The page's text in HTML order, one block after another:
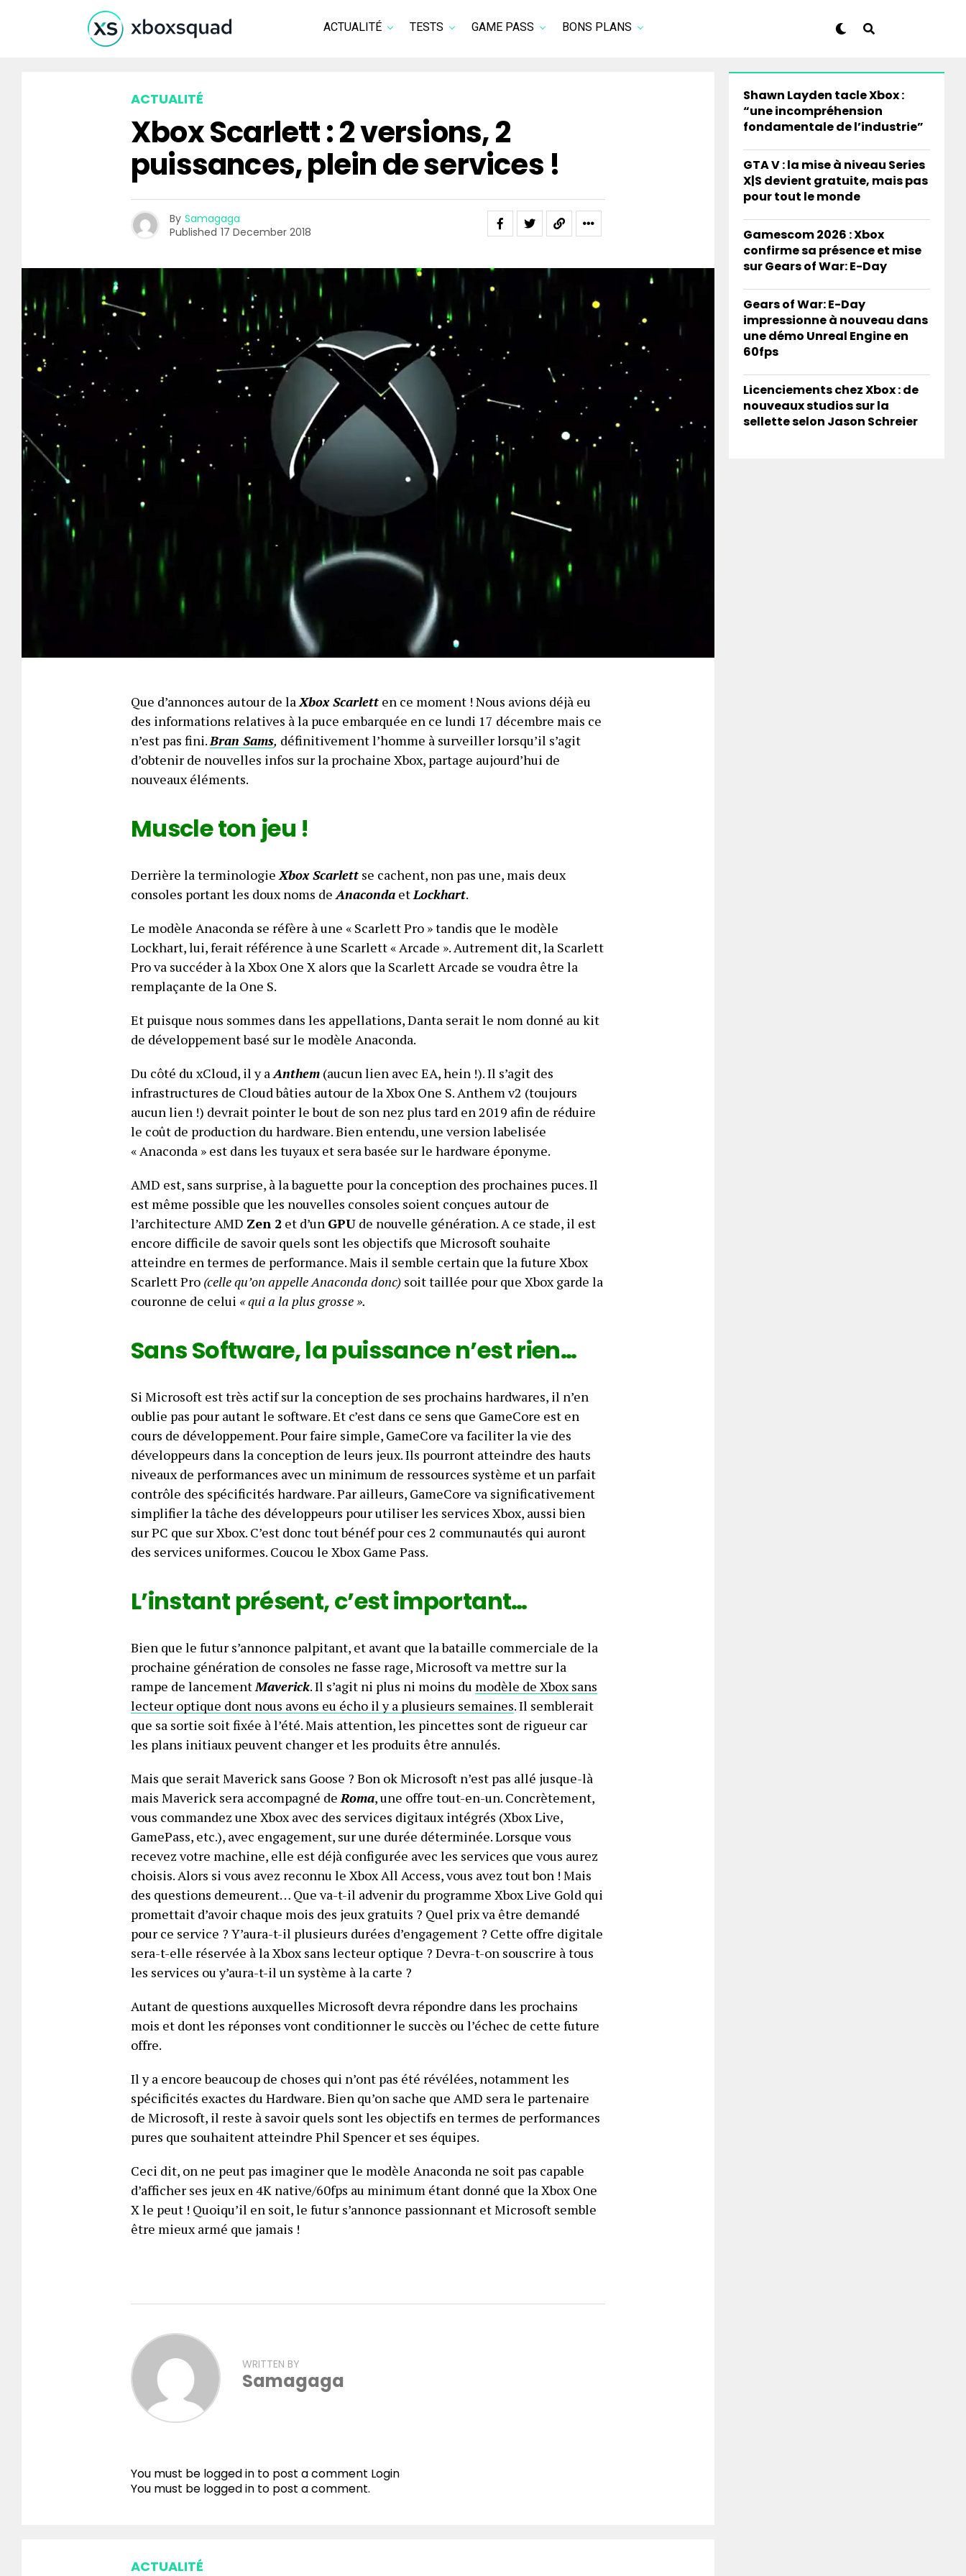
ACTUALITÉ TESTS GAME PASS BONS PLANS
ACTUALITÉ
Xbox Scarlett : 2 versions, 2
puissances, plein de services !
By Samagaga
Published 17 December 2018
Que d’annonces autour de laXbox Scarlett en ce moment ! Nous avions déjà eu
des informations relatives à la puce embarquée en ce lundi 17 décembre mais ce
n’est pas fini.Bran Sams, définitivement l’homme à surveiller lorsqu’il s’agit
d’obtenir de nouvelles infos sur la prochaine Xbox, partage aujourd’hui de
nouveaux éléments.
Muscle ton jeu !
Derrière la terminologieXbox Scarlett se cachent, non pas une, mais deux
consoles portant les doux noms deAnaconda etLockhart.
Le modèle Anaconda se réfère à une « Scarlett Pro » tandis que le modèle
Lockhart, lui, ferait référence à une Scarlett « Arcade ». Autrement dit, la Scarlett
Pro va succéder à la Xbox One X alors que la Scarlett Arcade se voudra être la
remplaçante de la One S.
Et puisque nous sommes dans les appellations, Danta serait le nom donné au kit
de développement basé sur le modèle Anaconda.
Du côté du xCloud, il y aAnthem (aucun lien avec EA, hein !). Il s’agit des
infrastructures de Cloud bâties autour de la Xbox One S. Anthem v2 (toujours
aucun lien !) devrait pointer le bout de son nez plus tard en 2019 afin de réduire
le coût de production du hardware. Bien entendu, une version labelisée
« Anaconda » est dans les tuyaux et sera basée sur le hardware éponyme.
AMD est, sans surprise, à la baguette pour la conception des prochaines puces. Il
est même possible que les nouvelles consoles soient conçues autour de
l’architecture AMD Zen 2 et d’un GPU de nouvelle génération. A ce stade, il est
encore difficile de savoir quels sont les objectifs que Microsoft souhaite
atteindre en termes de performance. Mais il semble certain que la future Xbox
Scarlett Pro (celle qu’on appelle Anaconda donc) soit taillée pour que Xbox garde la
couronne de celui « qui a la plus grosse ».
Sans Software, la puissance n’est rien…
Si Microsoft est très actif sur la conception de ses prochains hardwares, il n’en
oublie pas pour autant le software. Et c’est dans ce sens que GameCore est en
cours de développement. Pour faire simple, GameCore va faciliter la vie des
développeurs dans la conception de leurs jeux. Ils pourront atteindre des hauts
niveaux de performances avec un minimum de ressources système et un parfait
contrôle des spécificités hardware. Par ailleurs, GameCore va significativement
simplifier la tâche des développeurs pour utiliser les services Xbox, aussi bien
sur PC que sur Xbox. C’est donc tout bénéf pour ces 2 communautés qui auront
des services uniformes. Coucou le Xbox Game Pass.
L’instant présent, c’est important…
Bien que le futur s’annonce palpitant, et avant que la bataille commerciale de la
prochaine génération de consoles ne fasse rage, Microsoft va mettre sur la
rampe de lancementMaverick. Il s’agit ni plus ni moins du modèle de Xbox sans
lecteur optique dont nous avons eu écho il y a plusieurs semaines. Il semblerait
que sa sortie soit fixée à l’été. Mais attention, les pincettes sont de rigueur car
les plans initiaux peuvent changer et les produits être annulés.
Mais que serait Maverick sans Goose ? Bon ok Microsoft n’est pas allé jusque-là
mais Maverick sera accompagné deRoma, une offre tout-en-un. Concrètement,
vous commandez une Xbox avec des services digitaux intégrés (Xbox Live,
GamePass, etc.), avec engagement, sur une durée déterminée. Lorsque vous
recevez votre machine, elle est déjà configurée avec les services que vous aurez
choisis. Alors si vous avez reconnu le Xbox All Access, vous avez tout bon ! Mais
des questions demeurent… Que va-t-il advenir du programme Xbox Live Gold qui
promettait d’avoir chaque mois des jeux gratuits ? Quel prix va être demandé
pour ce service ? Y’aura-t-il plusieurs durées d’engagement ? Cette offre digitale
sera-t-elle réservée à la Xbox sans lecteur optique ? Devra-t-on souscrire à tous
les services ou y’aura-t-il un système à la carte ?
Autant de questions auxquelles Microsoft devra répondre dans les prochains
mois et dont les réponses vont conditionner le succès ou l’échec de cette future
offre.
Il y a encore beaucoup de choses qui n’ont pas été révélées, notamment les
spécificités exactes du Hardware. Bien qu’on sache que AMD sera le partenaire
de Microsoft, il reste à savoir quels sont les objectifs en termes de performances
pures que souhaitent atteindre Phil Spencer et ses équipes.
Ceci dit, on ne peut pas imaginer que le modèle Anaconda ne soit pas capable
d’afficher ses jeux en 4K native/60fps au minimum étant donné que la Xbox One
X le peut ! Quoiqu’il en soit, le futur s’annonce passionnant et Microsoft semble
être mieux armé que jamais !
WRITTEN BY
Samagaga
You must be logged in to post a comment Login
You must be logged in to post a comment.
ACTUALITÉ
Shawn Layden tacle Xbox :
“une incompréhension
fondamentale de l’industrie”
GTA V : la mise à niveau Series
X|S devient gratuite, mais pas
pour tout le monde
Gamescom 2026 : Xbox
confirme sa présence et mise
sur Gears of War: E-Day
Gears of War: E-Day
impressionne à nouveau dans
une démo Unreal Engine en
60fps
Licenciements chez Xbox : de
nouveaux studios sur la
sellette selon Jason Schreier